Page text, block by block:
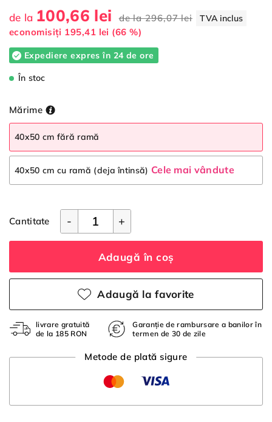
de la 100,66 lei de la296,07 lei TVA inclus
economisiți 195,41 lei (66 %)
Expediere expres în 24 de ore
În stoc
Mărime
40x50 cm fără ramă
40x50 cm cu ramă (deja întinsă) Cele mai vândute
Cantitate - +
Adaugă în coș
Adaugă la favorite
livrare gratuită
de la 185 RON
Garanție de rambursare a banilor în
termen de 30 de zile
Metode de plată sigure